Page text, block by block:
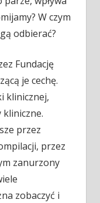
W czym
odbierać?
Fundację
je cechę.
klinicznej,
przez
przez
zanurzony
zobaczyć i